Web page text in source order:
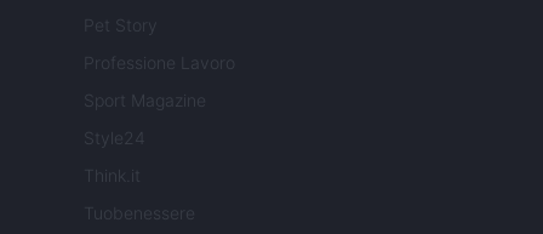
Pet Story
Professione Lavoro
Sport Magazine
Style24
Think.it
Tuobenessere